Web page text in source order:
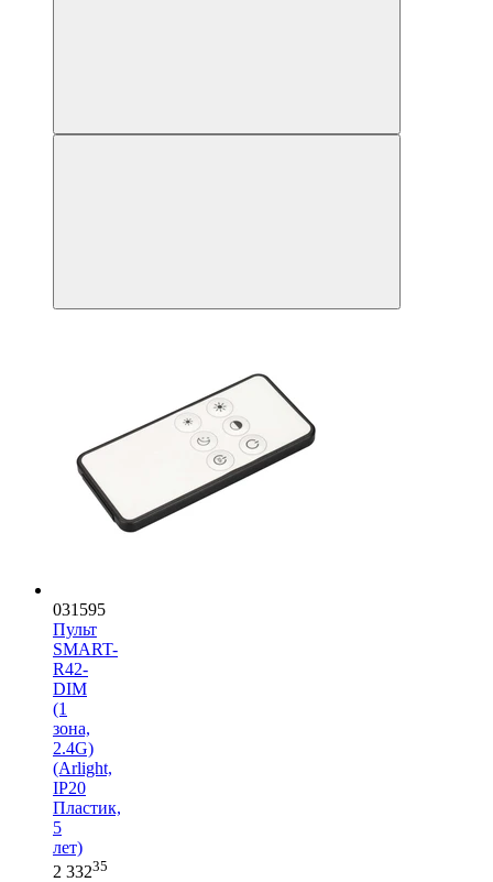
031595
Пульт
SMART-
R42-
DIM
(1
зона,
2.4G)
(Arlight,
IP20
Пластик,
5
лет)
2 33235